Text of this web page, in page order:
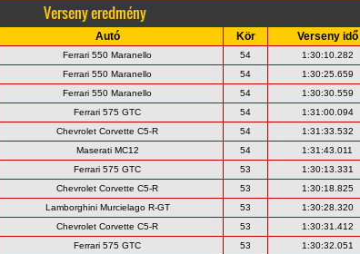
Verseny eredmény
Autó Kör Verseny idő
Ferrari 550 Maranello 54 1:30:10.282
Ferrari 550 Maranello 54 1:30:25.659
Ferrari 550 Maranello 54 1:30:30.559
Ferrari 575 GTC 54 1:31:00.094
Chevrolet Corvette C5-R 54 1:31:33.532
Maserati MC12 54 1:31:43.011
Ferrari 575 GTC 53 1:30:13.331
Chevrolet Corvette C5-R 53 1:30:18.825
Lamborghini Murcielago R-GT 53 1:30:28.320
Chevrolet Corvette C5-R 53 1:30:31.412
Ferrari 575 GTC 53 1:30:32.051